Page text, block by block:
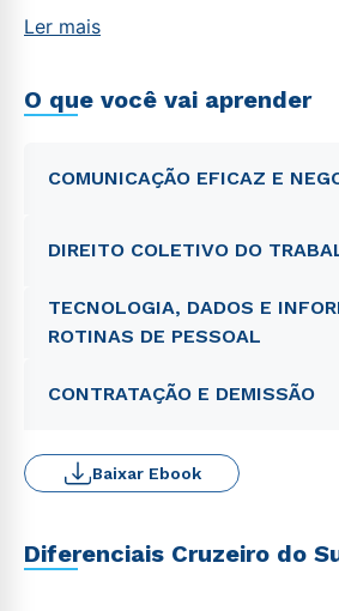
Ler mais
O que você vai aprender
COMUNICAÇÃO EFICAZ E
DIREITO COLETIVO DO
TECNOLOGIA, DADOS E
ROTINAS DE PESSOAL
CONTRATAÇÃO E DEMISSÃO
Baixar Ebook
Diferenciais Cruzeiro do